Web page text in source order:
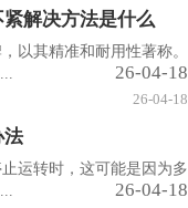
解决方法是什么
以其精准和耐用性著称。
26-04-18
26-04-18
法
运转时，这可能是因为多
26-04-18